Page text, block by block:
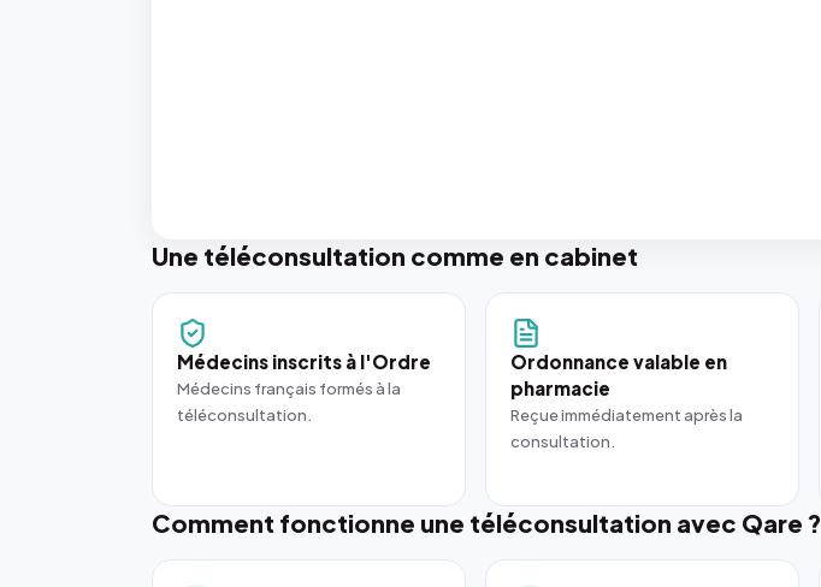
Une téléconsultation comme en cabinet
Médecins inscrits à l'Ordre
Médecins français formés à la
téléconsultation.
Ordonnance valable en
pharmacie
Reçue immédiatement après la
consultation.
Comment fonctionne une téléconsultation avec Qare ?